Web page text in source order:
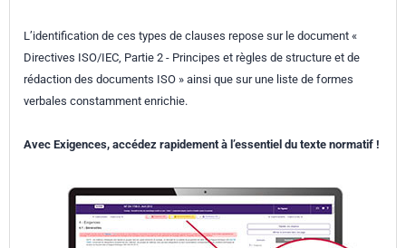
L’identification de ces types de clauses repose sur le document «
Directives ISO/IEC, Partie 2 - Principes et règles de structure et de
rédaction des documents ISO » ainsi que sur une liste de formes
verbales constamment enrichie.
Avec Exigences, accédez rapidement à l’essentiel du texte normatif !